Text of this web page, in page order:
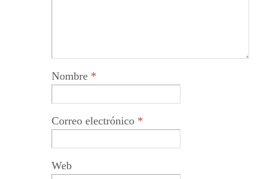
Nombre *
Correo electrónico *
Web